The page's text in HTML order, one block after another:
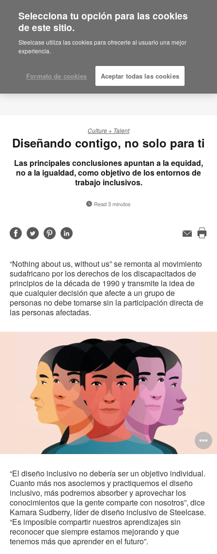
Culture + Talent
Diseñando contigo, no solo para ti
Las principales conclusiones apuntan a la equidad,
no a la igualdad, como objetivo de los entornos de
trabajo inclusivos.
Read 3 minutos
Compartir
Compartir
Compartir
Compartir
in
Email
“Nothing about us, without us” se remonta al movimiento
sudafricano por los derechos de los discapacitados de
principios de la década de 1990 y transmite la idea de
que cualquier decisión que afecte a un grupo de
personas no debe tomarse sin la participación directa de
las personas afectadas.
“El diseño inclusivo no debería ser un objetivo individual.
Cuanto más nos asociemos y practiquemos el diseño
inclusivo, más podremos absorber y aprovechar los
conocimientos que la gente comparte con nosotros”, dice
Kamara Sudberry, líder de diseño inclusivo de Steelcase.
“Es imposible compartir nuestros aprendizajes sin
reconocer que siempre estamos mejorando y que
tenemos más que aprender en el futuro”.
Selecciona tu opción para las cookies
de este sitio.
Steelcase utiliza las cookies para ofrecerle al usuario una mejor
experiencia.
Formato de cookies Aceptar todas las cookies